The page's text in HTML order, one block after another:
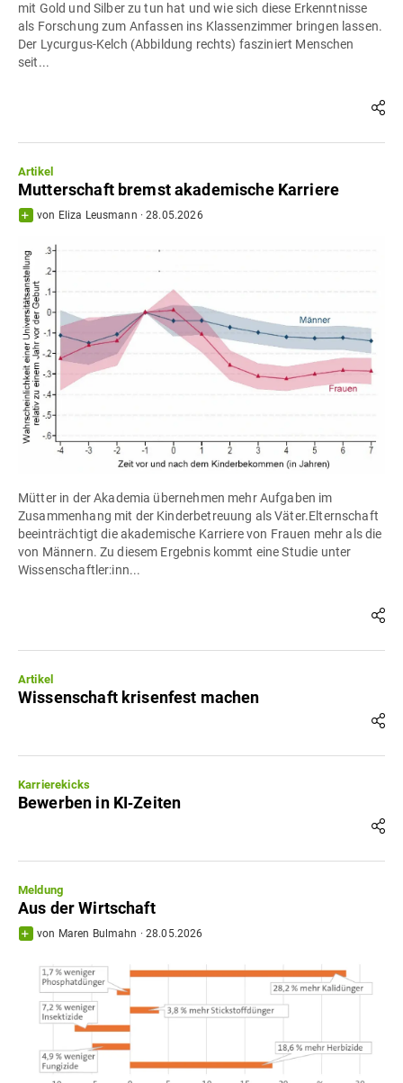
mit Gold und Silber zu tun hat und wie sich diese Erkenntnisse
als Forschung zum Anfassen ins Klassenzimmer bringen lassen.
Der Lycurgus-Kelch (Abbildung rechts) fasziniert Menschen
seit...
Artikel
Mutterschaft bremst akademische Karriere
von Eliza Leusmann ·28.05.2026
Mütter in der Akademia übernehmen mehr Aufgaben im
Zusammenhang mit der Kinderbetreuung als Väter.Elternschaft
beeinträchtigt die akademische Karriere von Frauen mehr als die
von Männern. Zu diesem Ergebnis kommt eine Studie unter
Wissenschaftler:inn...
Artikel
Wissenschaft krisenfest machen
Karrierekicks
Bewerben in KI‐Zeiten
Meldung
Aus der Wirtschaft
von Maren Bulmahn ·28.05.2026